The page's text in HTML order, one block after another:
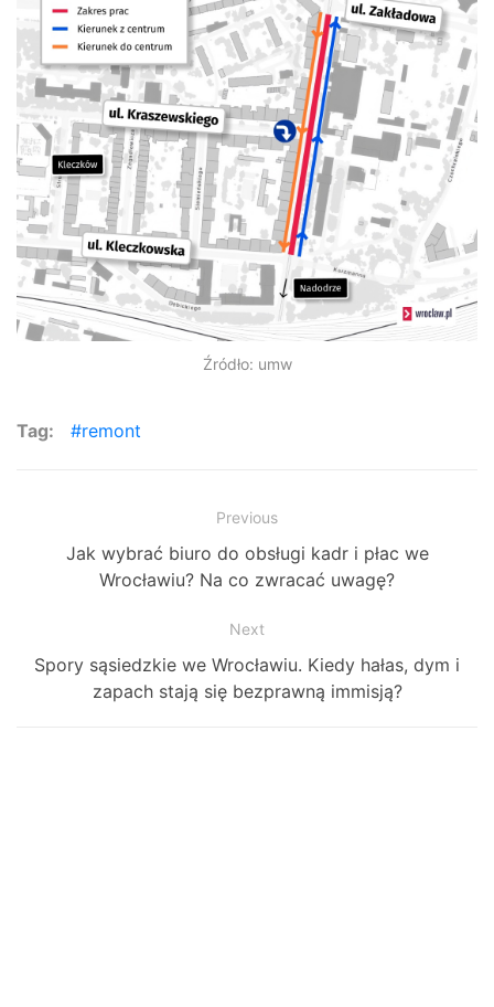
Źródło: umw
Tag: remont
wpisy
Previous
PreviousJak wybrać biuro do obsługi kadr i płac we
Wrocławiu? Na co zwracać uwagę?
Next
Next
Spory sąsiedzkie we Wrocławiu. Kiedy hałas, dym i
zapach stają się bezprawną immisją?